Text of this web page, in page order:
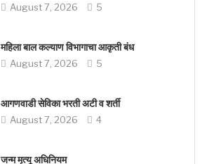
August 7, 2026 5
महिला बाल कल्याण विभागाचा आकृती बंध
August 7, 2026 5
आगणवाडी सेविका भरती अटी व शर्ती
August 7, 2026 4
जन्म मृत्यू अधिनियम